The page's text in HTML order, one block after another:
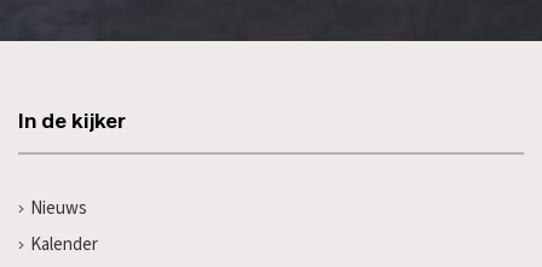
In de kijker
Nieuws
Kalender